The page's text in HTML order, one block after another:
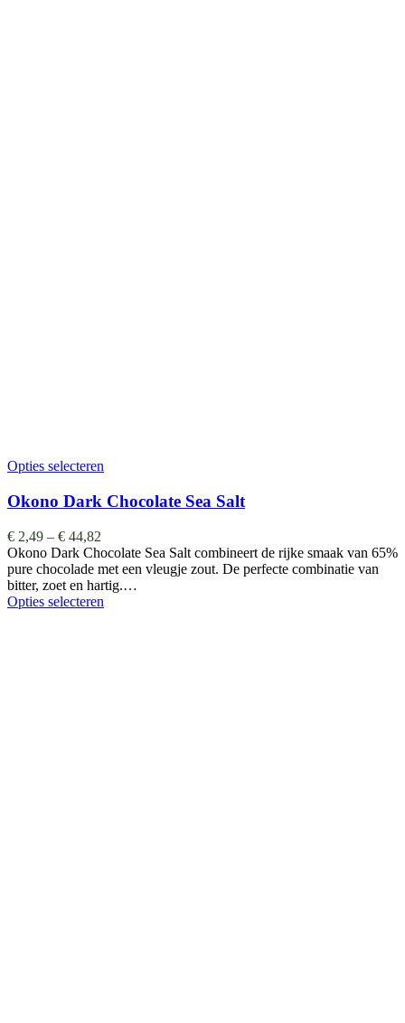
Opties selecteren
Okono Dark Chocolate Sea Salt
€ 2,49 – € 44,82
Okono Dark Chocolate Sea Salt combineert de rijke smaak van 65%
pure chocolade met een vleugje zout. De perfecte combinatie van
bitter, zoet en hartig.…
Opties selecteren